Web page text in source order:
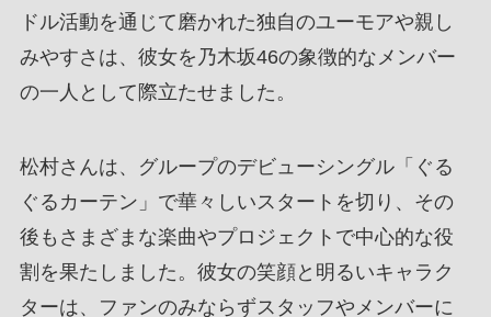
ドル活動を通じて磨かれた独自のユーモアや親し
みやすさは、彼女を乃木坂46の象徴的なメンバー
の一人として際立たせました。
松村さんは、グループのデビューシングル「ぐる
ぐるカーテン」で華々しいスタートを切り、その
後もさまざまな楽曲やプロジェクトで中心的な役
割を果たしました。彼女の笑顔と明るいキャラク
ターは、ファンのみならずスタッフやメンバーに